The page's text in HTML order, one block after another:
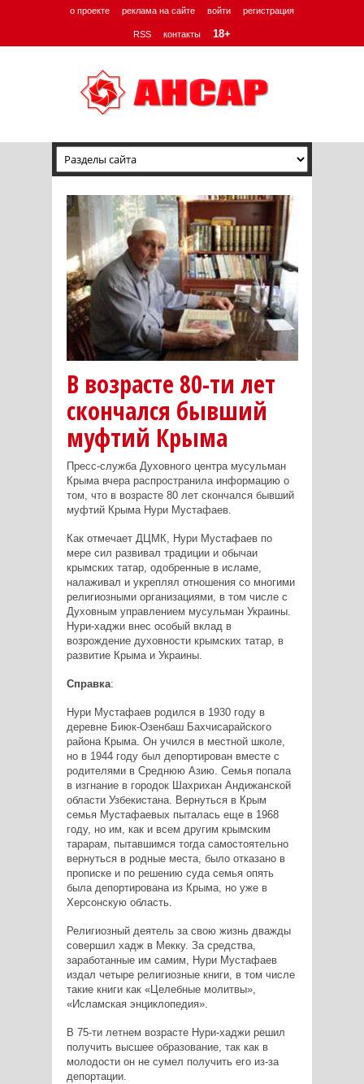
о проекте реклама на сайте войти регистрация
RSS контакты 18+
В возрасте 80-ти лет
скончался бывший
муфтий Крыма
Пресс-служба Духовного центра мусульман
Крыма вчера распространила информацию о
том, что в возрасте 80 лет скончался бывший
муфтий Крыма Нури Мустафаев.
Как отмечает ДЦМК, Нури Мустафаев по
мере сил развивал традиции и обычаи
крымских татар, одобренные в исламе,
налаживал и укреплял отношения со многими
религиозными организациями, в том числе с
Духовным управлением мусульман Украины.
Нури-хаджи внес особый вклад в
возрождение духовности крымских татар, в
развитие Крыма и Украины.
Справка:
Нури Мустафаев родился в 1930 году в
деревне Биюк-Озенбаш Бахчисарайского
района Крыма. Он учился в местной школе,
но в 1944 году был депортирован вместе с
родителями в Среднюю Азию. Семья попала
в изгнание в городок Шахрихан Андижанской
области Узбекистана. Вернуться в Крым
семья Мустафаевых пыталась еще в 1968
году, но им, как и всем другим крымским
тарарам, пытавшимся тогда самостоятельно
вернуться в родные места, было отказано в
прописке и по решению суда семья опять
была депортирована из Крыма, но уже в
Херсонскую область.
Религиозный деятель за свою жизнь дважды
совершил хадж в Мекку. За средства,
заработанные им самим, Нури Мустафаев
издал четыре религиозные книги, в том числе
такие книги как «Целебные молитвы»,
«Исламская энциклопедия».
В 75-ти летнем возрасте Нури-хаджи решил
получить высшее образование, так как в
молодости он не сумел получить его из-за
депортации.